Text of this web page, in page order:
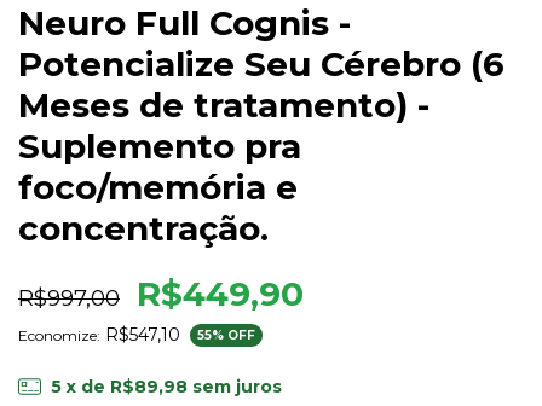
Neuro Full Cognis -
Potencialize Seu Cérebro (6
Meses de tratamento) -
Suplemento pra
foco/memória e
concentração.
R$997,00 R$449,90
Economize: R$547,10 55% OFF
5 x de R$89,98 sem juros